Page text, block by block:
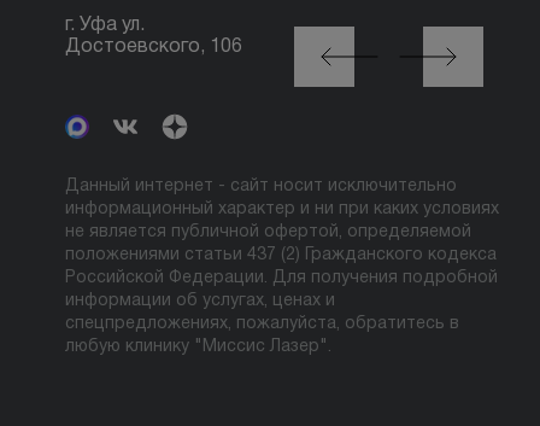
г. Уфа ул.
Достоевского, 106
г. Москва м. Трубная,
ул. Петровка, 26, стр.
Данный интернет - сайт носит исключительно
информационный характер и ни при каких условиях
не является публичной офертой, определяемой
положениями статьи 437 (2) Гражданского кодекса
Российской Федерации. Для получения подробной
информации об услугах, ценах и
спецпредложениях, пожалуйста, обратитесь в
любую клинику "Миссис Лазер".